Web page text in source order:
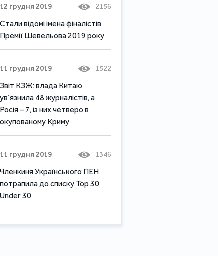
12 грудня 2019 2156
Стали відомі імена фіналістів
Премії Шевельова 2019 року
11 грудня 2019 1522
Звіт КЗЖ: влада Китаю
ув’язнила 48 журналістів, а
Росія – 7, із них четверо в
окупованому Криму
11 грудня 2019 1346
Членкиня Українського ПЕН
потрапила до списку Top 30
Under 30